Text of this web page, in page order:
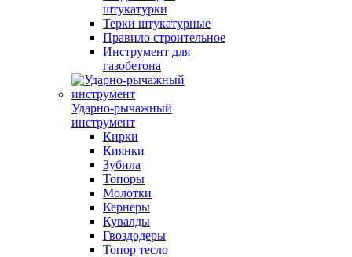
штукатурки
Терки штукатурные
Правило строительное
Инструмент для
газобетона
Ударно-рычажный
инструмент
Кирки
Киянки
Зубила
Топоры
Молотки
Кернеры
Кувалды
Гвоздодеры
Топор тесло